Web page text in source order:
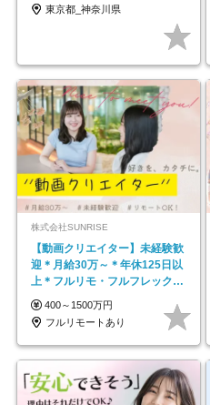
東京都_神奈川県
株式会社SUNRISE
【動画クリエイター】未経験歓
迎＊月給30万～＊年休125日以
上＊フルリモ・フルフレックス
◆10名の採用が決定◆
400～1500万円
フルリモートあり